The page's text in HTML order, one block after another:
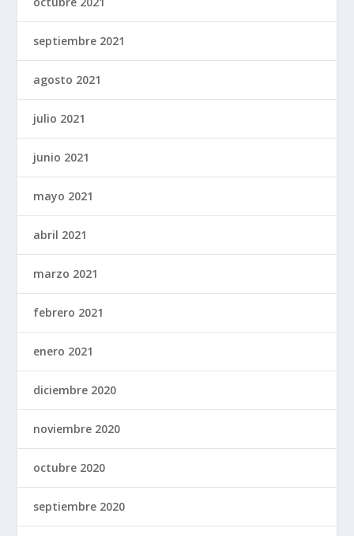
septiembre 2021
agosto 2021
julio 2021
junio 2021
mayo 2021
abril 2021
marzo 2021
febrero 2021
enero 2021
diciembre 2020
noviembre 2020
octubre 2020
septiembre 2020